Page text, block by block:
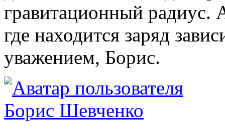
гравитационный радиус.
где находится заряд
уважением, Борис.
Борис Шевченко